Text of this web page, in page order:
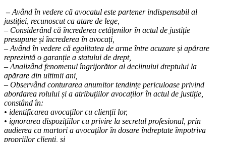
–Având în vedere că avocatul este partener indispensabil al
justiției, recunoscut ca atare de lege,
– Considerând că încrederea cetățenilor în actul de justiție
presupune și încrederea în avocați,
– Având în vedere că egalitatea de arme între acuzare și apărare
reprezintă o garanție a statului de drept,
– Analizând fenomenul îngrijorător al declinului dreptului la
apărare din ultimii ani,
– Observând conturarea anumitor tendințe periculoase privind
abordarea rolului și a atribuțiilor avocaților în actul de justiție,
constând în:
• identificarea avocaților cu clienții lor,
• ignorarea dispozițiilor cu privire la secretul profesional, prin
audierea ca martori a avocaților în dosare îndreptate împotriva
propriilor clienți, și